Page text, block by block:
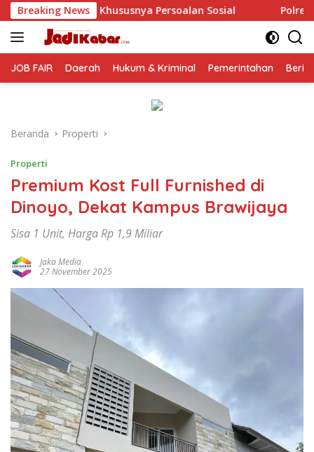
Langsung
ke
konten
Breaking News
Sosial Polresta Malang Kota Gelar Makan
JOB FAIR Daerah Hukum & Kriminal Pemerintahan
Beranda Properti
Properti
Premium Kost Full Furnished di
Dinoyo, Dekat Kampus Brawijaya
Sisa 1 Unit, Harga Rp 1,9 Miliar
Jaka Media
27 November 2025